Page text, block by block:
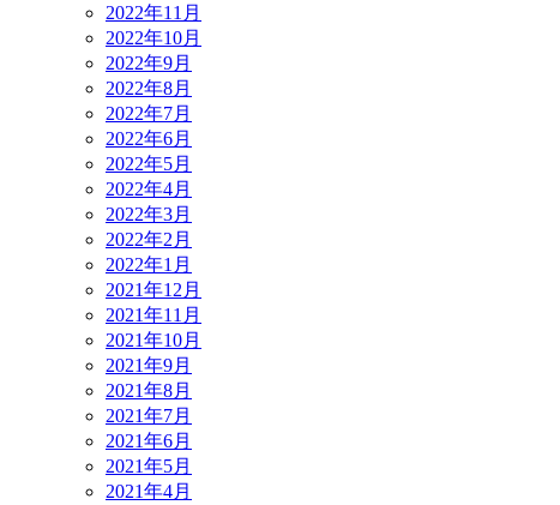
2022年11月
2022年10月
2022年9月
2022年8月
2022年7月
2022年6月
2022年5月
2022年4月
2022年3月
2022年2月
2022年1月
2021年12月
2021年11月
2021年10月
2021年9月
2021年8月
2021年7月
2021年6月
2021年5月
2021年4月